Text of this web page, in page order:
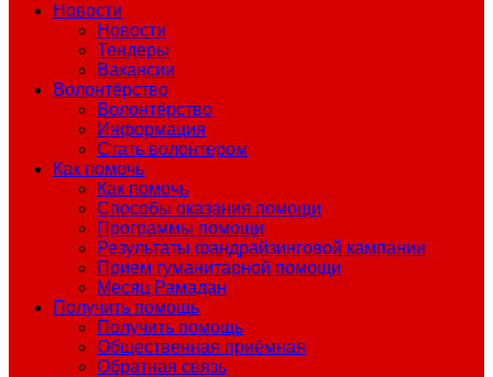
Новости
Новости
Тендеры
Вакансии
Волонтёрство
Волонтёрство
Информация
Стать волонтером
Как помочь
Как помочь
Способы оказания помощи
Программы помощи
Результаты фандрайзинговой кампании
Прием гуманитарной помощи
Месяц Рамадан
Получить помощь
Получить помощь
Общественная приёмная
Обратная связь